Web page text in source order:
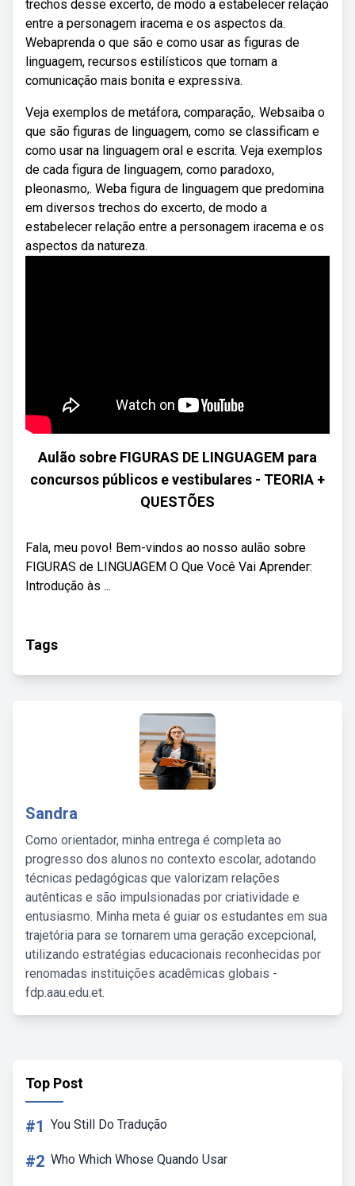
trechos desse excerto, de modo a estabelecer relação
entre a personagem iracema e os aspectos da.
Webaprenda o que são e como usar as figuras de
linguagem, recursos estilísticos que tornam a
comunicação mais bonita e expressiva.
Veja exemplos de metáfora, comparação,. Websaiba o
que são figuras de linguagem, como se classificam e
como usar na linguagem oral e escrita. Veja exemplos
de cada figura de linguagem, como paradoxo,
pleonasmo,. Weba figura de linguagem que predomina
em diversos trechos do excerto, de modo a
estabelecer relação entre a personagem iracema e os
aspectos da natureza.
Aulão sobre FIGURAS DE LINGUAGEM para
concursos públicos e vestibulares - TEORIA +
QUESTÕES
Fala, meu povo! Bem-vindos ao nosso aulão sobre
FIGURAS de LINGUAGEM O Que Você Vai Aprender:
Introdução às ...
Tags
Sandra
Como orientador, minha entrega é completa ao
progresso dos alunos no contexto escolar, adotando
técnicas pedagógicas que valorizam relações
autênticas e são impulsionadas por criatividade e
entusiasmo. Minha meta é guiar os estudantes em sua
trajetória para se tornarem uma geração excepcional,
utilizando estratégias educacionais reconhecidas por
renomadas instituições acadêmicas globais -
fdp.aau.edu.et.
Top Post
#1 You Still Do Tradução
#2 Who Which Whose Quando Usar